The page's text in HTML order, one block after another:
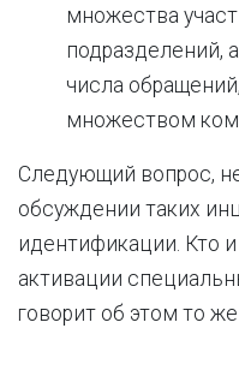
множества
подразделений,
числа
множеством
Следующий вопрос,
обсуждении таких
идентификации. Кто
активации
говорит об этом то